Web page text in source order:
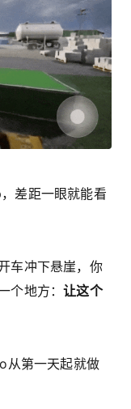
差距一眼就能看
车冲下悬崖，你
个地方：让这个
从第一天起就做